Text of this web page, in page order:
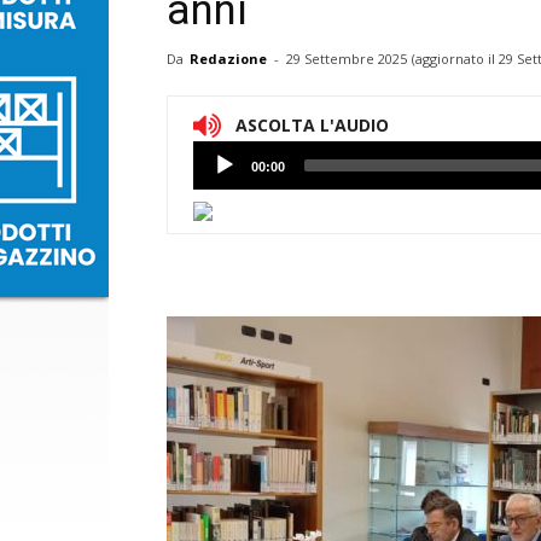
anni
Da Redazione - 29 Settembre 2025 (aggiornato il 29
ASCOLTA L'AUDIO
Lettore
Audio
00:00